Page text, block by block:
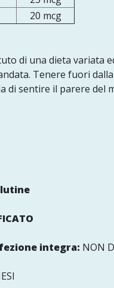
20 mcg
di una dieta variata
Tenere fuori
di sentire il parere del
integra: NON